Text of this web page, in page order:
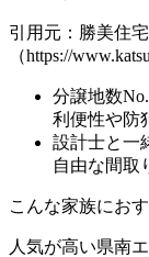
引用元：勝美住
（https://
分譲地数
利便性や防
設計士と一
自由な間取
こんな家族にお
人気が高い県南